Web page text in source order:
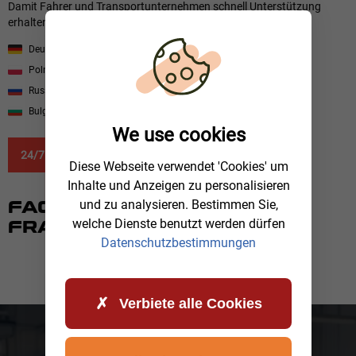
Damit Fahrer und Transportunternehmen schnell Unterstützung
erhalten, helfen wir in mehreren Sprachen.
Deutsch
Englisch
Polnisch
Rumänisch
Russisch
Bulgarisch
24/7 Notruf: +49 9771 90 64 5 64
FAQ – HÄUFIG GESTELLTE
FRAGEN
We use cookies
Diese Webseite verwendet 'Cookies' um
Inhalte und Anzeigen zu personalisieren
und zu analysieren. Bestimmen Sie,
welche Dienste benutzt werden dürfen
Datenschutzbestimmungen
Verbiete alle Cookies